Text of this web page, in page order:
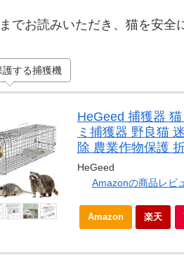
でお読みいただき、猫を安全
護する捕獲機
HeGeed 捕獲器
ミ捕獲器 野良猫
除 農業作物保護
HeGeed
Amazonの商品レビ
Amazon 楽天